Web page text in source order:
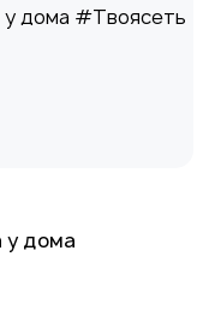
у дома